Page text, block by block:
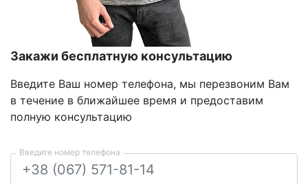
Закажи бесплатную консультацию
Введите Ваш номер телефона, мы перезвоним Вам
в течение в ближайшее время и предоставим
полную консультацию
Введите номер телефона